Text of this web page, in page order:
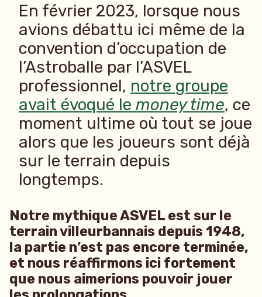
En février 2023, lorsque nous
avions débattu ici même de la
convention d’occupation de
l’Astroballe par l’ASVEL
professionnel, notre groupe
avait évoqué le money time, ce
moment ultime où tout se joue
alors que les joueurs sont déjà
sur le terrain depuis
longtemps.
Notre mythique ASVEL est sur le
terrain villeurbannais depuis 1948,
la partie n’est pas encore terminée,
et nous réaffirmons ici fortement
que nous aimerions pouvoir jouer